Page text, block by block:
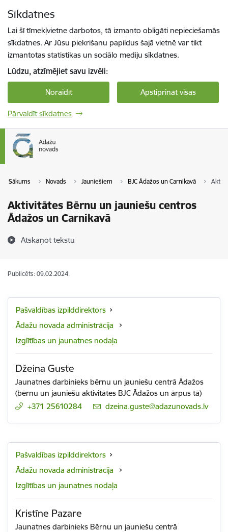
Sīkdatnes
Lai šī tīmekļvietne darbotos, tā izmanto obligāti nepieciešamās
sīkdatnes. Ar Jūsu piekrišanu papildus šajā vietnē var tikt
izmantotas statistikas un sociālo mediju sīkdatnes.
Lūdzu, atzīmējiet savu izvēli:
Noraidīt Apstiprināt visas
Pārvaldīt sīkdatnes
Sākums Novads Jauniešiem BJC Ādažos un Carnikavā
Aktivitātes Bērnu un jauniešu centros
Ādažos un Carnikavā
Atskaņot tekstu
Publicēts: 09.02.2024.
Pašvaldības izpilddirektors
Ādažu novada administrācija
Izglītības un jaunatnes nodaļa
Džeina Guste
Jaunatnes darbinieks bērnu un jauniešu centrā Ādažos
(bērnu un jauniešu aktivitātes BJC Ādažos un ārpus tā)
+371 25610284
E-pasts:
dzeina.guste@adazunovads.lv
Pašvaldības izpilddirektors
Ādažu novada administrācija
Izglītības un jaunatnes nodaļa
Kristīne Pazare
Jaunatnes darbinieks Bērnu un jauniešu centrā